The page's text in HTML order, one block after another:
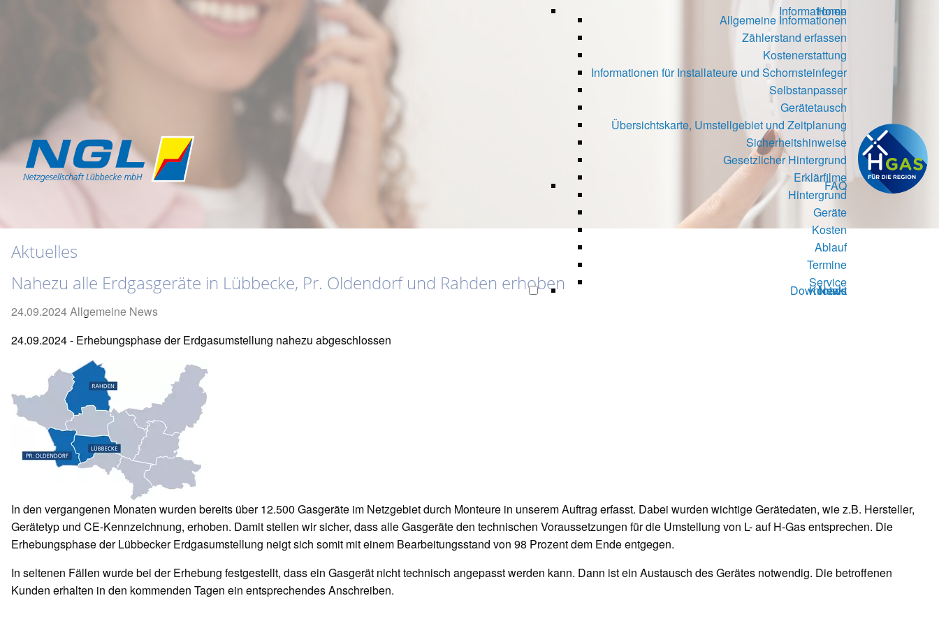
Home
Informationen
Allgemeine Informationen
Zählerstand erfassen
Kostenerstattung
Informationen für Installateure und Schornsteinfeger
Selbstanpasser
Gerätetausch
Übersichtskarte, Umstellgebiet und Zeitplanung
Sicherheitshinweise
Gesetzlicher Hintergrund
Erklärfilme
FAQ
Hintergrund
Geräte
Kosten
Ablauf
Termine
Service
News
Downloads
Kontakt
Aktuelles
Nahezu alle Erdgasgeräte in Lübbecke, Pr. Oldendorf und Rahden erhoben
24.09.2024Allgemeine News
24.09.2024 - Erhebungsphase der Erdgasumstellung nahezu abgeschlossen
In den vergangenen Monaten wurden bereits über 12.500 Gasgeräte im Netzgebiet durch Monteure in unserem Auftrag erfasst. Dabei wurden wichtige Gerätedaten, wie z.B. Hersteller,
Gerätetyp und CE-Kennzeichnung, erhoben. Damit stellen wir sicher, dass alle Gasgeräte den technischen Voraussetzungen für die Umstellung von L- auf H-Gas entsprechen. Die
Erhebungsphase der Lübbecker Erdgasumstellung neigt sich somit mit einem Bearbeitungsstand von 98 Prozent dem Ende entgegen.
In seltenen Fällen wurde bei der Erhebung festgestellt, dass ein Gasgerät nicht technisch angepasst werden kann. Dann ist ein Austausch des Gerätes notwendig. Die betroffenen
Kunden erhalten in den kommenden Tagen ein entsprechendes Anschreiben.